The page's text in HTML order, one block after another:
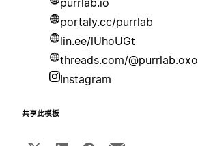
purrlab.io
portaly.cc/purrlab
lin.ee/lUhoUGt
threads.com/@purrlab.oxo
Instagram
共享此模板